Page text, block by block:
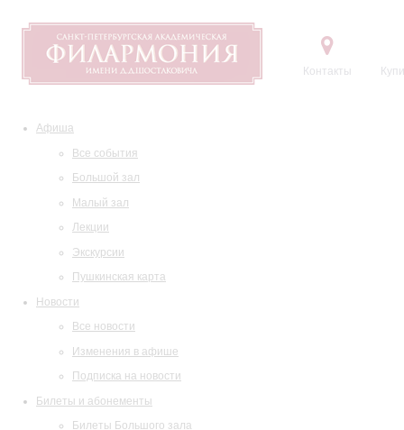
Контакты
Афиша
Все события
Большой зал
Малый зал
Лекции
Экскурсии
Пушкинская карта
Новости
Все новости
Изменения в афише
Подписка на новости
Билеты и абонементы
Билеты Большого зала